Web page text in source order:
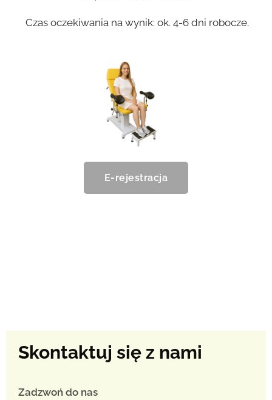
Czas oczekiwania na wynik: ok. 4-6 dni robocze.
E-rejestracja
Skontaktuj się z nami
Zadzwoń do nas